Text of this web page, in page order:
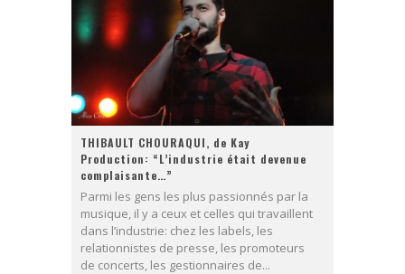
THIBAULT CHOURAQUI, de Kay
Production: “L’industrie était devenue
complaisante…”
Parmi les gens les plus passionnés par la
musique, il y a ceux et celles qui travaillent
dans l’industrie: chez les labels, les
relationnistes de presse, les promoteurs
de concerts, les gestionnaires de...